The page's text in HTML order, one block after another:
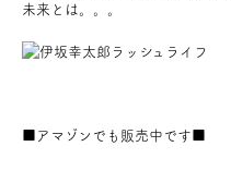
プライバシーポリシー
未来とは。。。
■アマゾンでも販売中です■